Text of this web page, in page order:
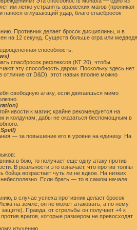
им легко устранять вражеских магов (проникая
нанося оглушающий удар, благо спасбросок
Противник делает бросок дисциплины, и в
на 12 секунд. Существ больше огра или медведя
способность.
спасбросок рефлексов (КТ 20), чтобы
эту способность даром. Поскольку здесь нет
отличие от D&D), этот навык вполне можно
свободную атаку, если двигаешься мимо
к магии; крайне рекомендуется на
и колдунам, дабы не оказаться беспомощным в
— за повышение его в уровне на единицу. На
в бою, то получает еще одну атаку против
В реальности это означает, что против толпы
бойца возрастает чуть ли не вдвое. На низких
Если брать — то в самом начале,
в случае успеха противник делает бросок
на земле, он не может атаковать, а по нему
Правда, от стрельбы он получает +4 к
врагов, которые размером не превосходят
изучению.